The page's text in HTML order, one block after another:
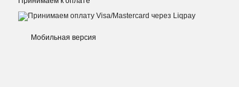
Мобильная версия